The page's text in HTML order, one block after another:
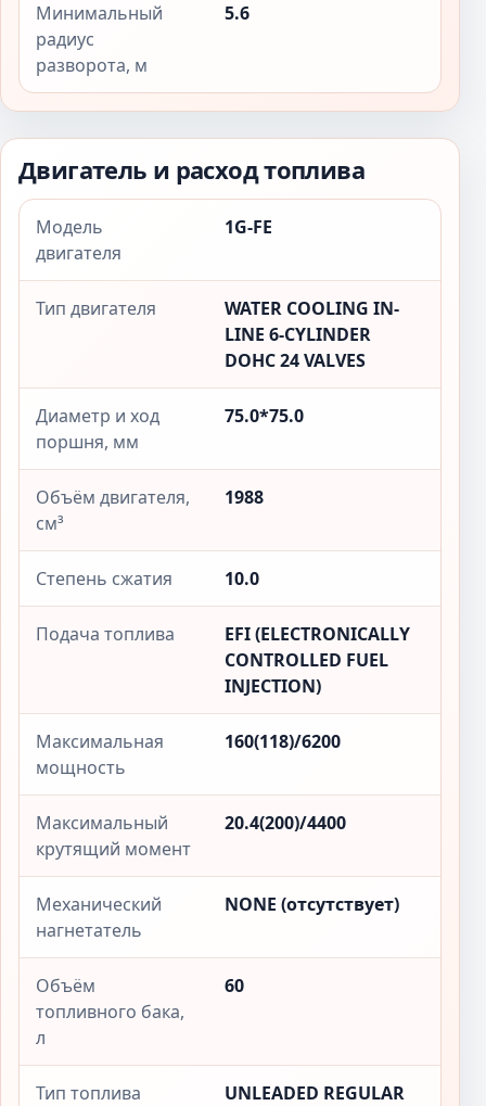
Минимальный
радиус
разворота, м
5.6
Двигатель и расход топлива
Модель
двигателя
1G-FE
Тип двигателя
WATER COOLING IN-
LINE 6-CYLINDER
DOHC 24 VALVES
Диаметр и ход
поршня, мм
75.0*75.0
Объём двигателя,
см³
1988
Степень сжатия 10.0
Подача топлива
EFI (ELECTRONICALLY
CONTROLLED FUEL
INJECTION)
Максимальная
мощность
160(118)/6200
Максимальный
крутящий момент
20.4(200)/4400
Механический
нагнетатель
NONE (отсутствует)
Объём
топливного бака,
л
60
Тип топлива
UNLEADED REGULAR